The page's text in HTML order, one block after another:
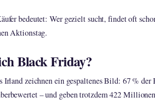
bedeutet: Wer gezielt sucht, findet oft
Aktionstag.
Black Friday?
Irland zeichnen ein gespaltenes Bild: 67 %
– und geben trotzdem 422